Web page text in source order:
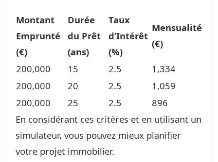
Montant
Emprunté
(€)
Durée
du Prêt
(ans)
Taux
d’Intérêt
(%)
Mensualité
(€)
200,000 15 2.5
1,334
200,000
20 2.5
1,059
200,000
25 2.5
896
En considérant ces critères et en utilisant un
simulateur, vous pouvez mieux planifier
votre projet immobilier.